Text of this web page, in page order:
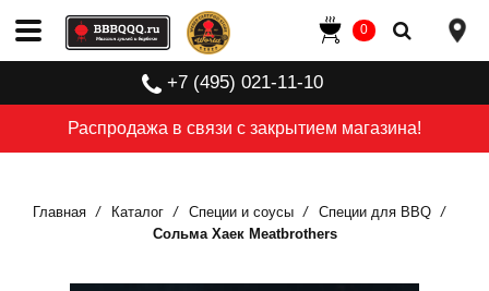
Распродажа в связи с закрытием магазина!
+7 (495) 021-11-10
0
Главная Каталог Специи и соусы
Специи для BBQ
Сольма Хаек Meatbrothers